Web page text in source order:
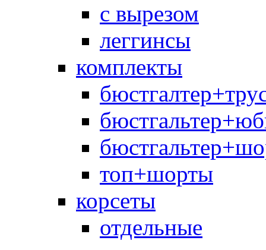
с вырезом
леггинсы
комплекты
топ+шорты
корсеты
отдельные